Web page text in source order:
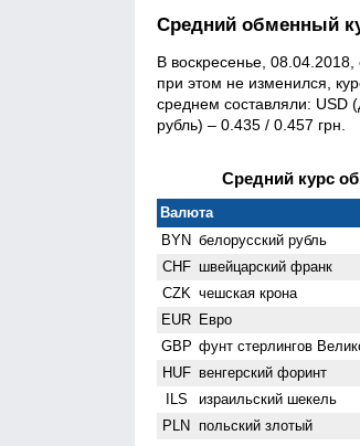
Средний обменный
В воскресенье,
при этом не изменился,
среднем составляли: USD
рубль) – 0.435 / 0.457 грн.
Средний курс
Валюта
BYN белорусский рубль
CHF швейцарский франк
CZK чешская крона
EUR Евро
GBP фунт стерлингов
HUF венгерский форинт
ILS израильский шекель
PLN польский злотый